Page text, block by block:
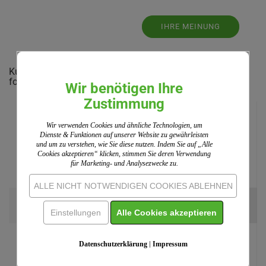
IHRE MEINUNG
Kunden, welche diesen Artikel bestellten, haben auch
folgende Artikel gekauft:
PC-Taufurkunde für Kinder (10 St.) Motiv...
ab 12,20 EUR
Wir benötigen Ihre
Zustimmung
Wir verwenden Cookies und ähnliche Technologien, um
Dienste & Funktionen auf unserer Website zu gewährleisten
und um zu verstehen, wie Sie diese nutzen. Indem Sie auf „Alle
Cookies akzeptieren“ klicken, stimmen Sie deren Verwendung
für Marketing- und Analysezwecke zu.
ALLE NICHT NOTWENDIGEN COOKIES ABLEHNEN
Einstellungen Alle Cookies akzeptieren
Datenschutzerklärung| Impressum